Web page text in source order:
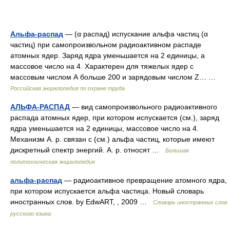
Альфа-распад — (α распад) испускание альфа частиц (α
частиц) при самопроизвольном радиоактивном распаде
атомных ядер. Заряд ядра уменьшается на 2 единицы, а
массовое число на 4. Характерен для тяжелых ядер с
массовым числом А больше 200 и зарядовым числом Z… …
Российская энциклопедия по охране труда
АЛЬФА-РАСПАД — вид самопроизвольного радиоактивного
распада атомных ядер, при котором испускается (см.), заряд
ядра уменьшается на 2 единицы, массовое число на 4.
Механизм А. р. связан с (см.) альфа частиц, которые имеют
дискретный спектр энергий. А. р. относят …
Большая
политехническая энциклопедия
альфа-распад — радиоактивное превращение атомного ядра,
при котором испускается альфа частица. Новый словарь
иностранных слов. by EdwART, , 2009 …
Словарь иностранных слов
русского языка